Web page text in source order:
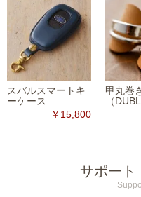
スバルスマートキ
ーケース
￥15,800
甲丸巻
（
サポート